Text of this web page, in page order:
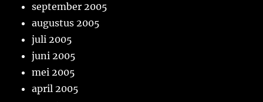
september 2005
augustus 2005
juli 2005
juni 2005
mei 2005
april 2005